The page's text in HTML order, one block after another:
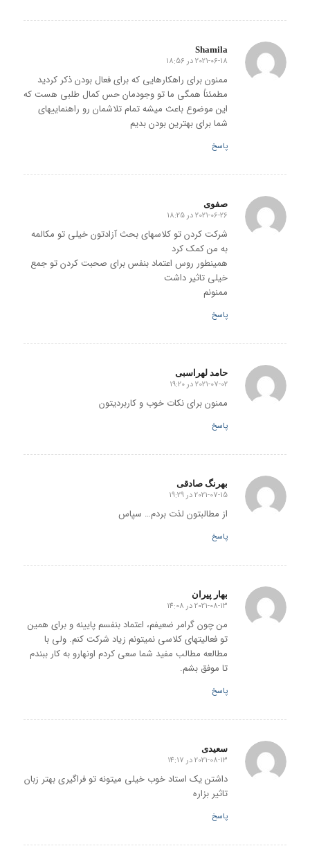
Shamila
گفته:
2021-06-18 در 18:56
ممنون برای راهکارهایی که برای فعال بودن ذکر کردید
مطمئناً همگی ما تو وجودمان حس کمال طلبی هست که
این موضوع باعث میشه تمام تلاشمان رو راهنماییهای
شما برای بهترین بودن بدیم
پاسخ
صفوی
گفته:
2021-06-26 در 18:25
شرکت کردن تو کلاسهای بحث آزادتون خیلی تو مکالمه
به من کمک کرد
همینطور روس اعتماد بنفس برای صحبت کردن تو جمع
خیلی تاثیر داشت
ممنونم
پاسخ
حامد لهراسبی
گفته:
2021-07-02 در 19:20
ممنون برای نکات خوب و کاربردیتون
پاسخ
بهرنگ صادقی
گفته:
2021-07-15 در 19:29
از مطالبتون لذت بردم… سپاس
پاسخ
بهار پیران
گفته:
2021-08-13 در 14:08
من چون گرامر ضعیفم، اعتماد بنفسم پایینه و برای همین
تو فعالیتهای کلاسی نمیتونم زیاد شرکت کنم. ولی با
مطالعه مطالب مفید شما سعی کردم اونهارو به کار ببندم
تا موفق بشم.
پاسخ
سعیدی
گفته:
2021-08-13 در 14:17
داشتن یک استاد خوب خیلی میتونه تو فراگیری بهتر زبان
تاثیر بزاره
پاسخ